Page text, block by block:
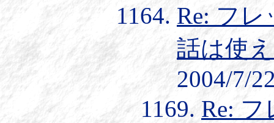
Re: フ
話は使
2004/7/
Re: